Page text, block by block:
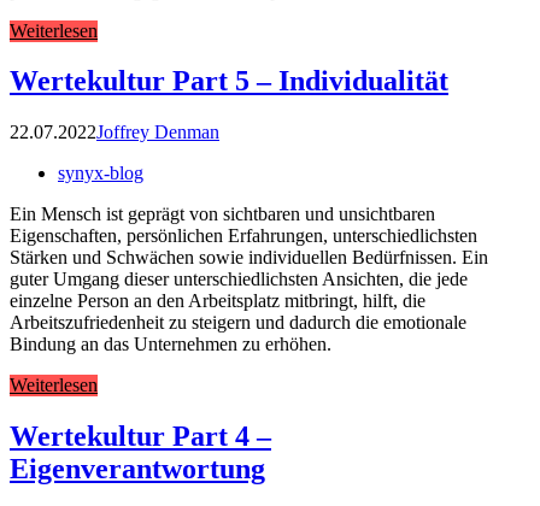
Weiterlesen
Wertekultur Part 5 – Individualität
22.07.2022Joffrey Denman
synyx-blog
Ein Mensch ist geprägt von sichtbaren und unsichtbaren
Eigenschaften, persönlichen Erfahrungen, unterschiedlichsten
Stärken und Schwächen sowie individuellen Bedürfnissen. Ein
guter Umgang dieser unterschiedlichsten Ansichten, die jede
einzelne Person an den Arbeitsplatz mitbringt, hilft, die
Arbeitszufriedenheit zu steigern und dadurch die emotionale
Bindung an das Unternehmen zu erhöhen.
Weiterlesen
Wertekultur Part 4 –
Eigenverantwortung